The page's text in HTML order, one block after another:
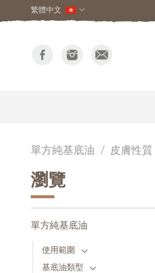
繁體中文
單方純基底油 / 皮膚性質
瀏覽
單方純基底油
使用範圍
基底油類型